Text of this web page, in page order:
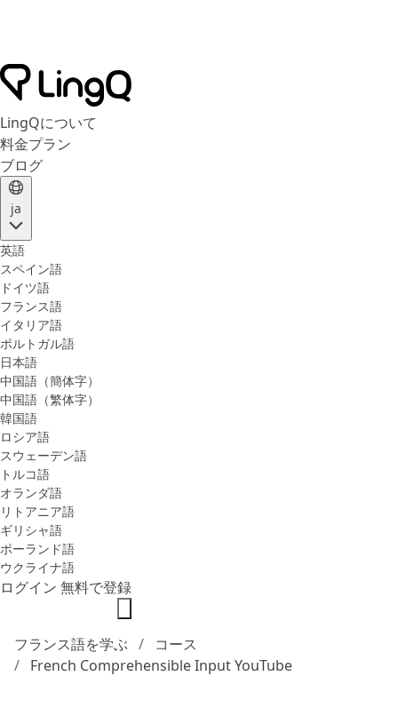
LingQについて
料金プラン
ブログ
ja
英語
スペイン語
ドイツ語
フランス語
イタリア語
ポルトガル語
日本語
中国語（簡体字）
中国語（繁体字）
韓国語
ロシア語
スウェーデン語
トルコ語
オランダ語
リトアニア語
ギリシャ語
ポーランド語
ウクライナ語
ログイン 無料で登録
フランス語を学ぶ
コース
French Comprehensible Input YouTube